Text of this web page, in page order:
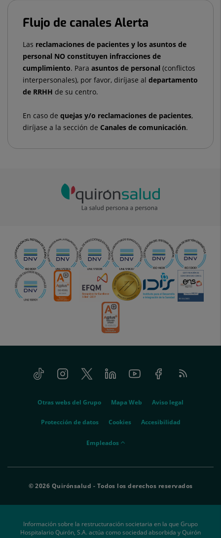
Flujo de canales Alerta
Las reclamaciones de pacientes y los asuntos de
personal NO constituyen infracciones de
cumplimiento. Para asuntos de personal (conflictos
interpersonales), por favor, diríjase al departamento
de RRHH de su centro.
En caso de quejas y/o reclamaciones de pacientes,
diríjase a la sección de Canales de comunicación.
Tiktok InstagramTwitter LinkedinYoutube FacebookFeed
RSS
Otras webs del Grupo Mapa Web Aviso legal
Protección de datos Cookies Accesibilidad
empleados
Empleados
© 2026 Quirónsalud - Todos los derechos reservados
Información sobre la restructuración societaria en la que Grupo
Hospitalario Quirón, S.A. actúa como sociedad absorbida y Quirón